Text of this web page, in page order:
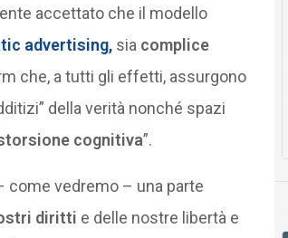
accettato che il modello
advertising,sia complice
che, a tutti gli effetti, assurgono
della verità nonché spazi
cognitiva”.
come vedremo – una parte
diritti e delle nostre libertà e